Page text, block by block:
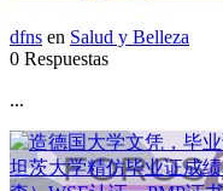
dfns en Salud y Belleza
0 Respuestas
...